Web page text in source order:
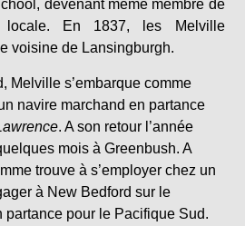
devenant même membre de
locale. En 1837, les Melville
voisine de Lansingburgh.
Melville s’embarque comme
navire marchand en partance
. A son retour l’année
mois à Greenbush. A
trouve à s’employer chez un
à New Bedford sur le
partance pour le Pacifique Sud.